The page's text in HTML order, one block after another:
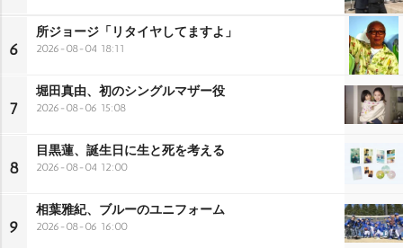
6
所ジョージ「リタイヤしてますよ」
2026-08-04 18:11
7
堀田真由、初のシングルマザー役
2026-08-06 15:08
8
目黒蓮、誕生日に生と死を考える
2026-08-04 12:00
9
相葉雅紀、ブルーのユニフォーム
2026-08-06 16:00